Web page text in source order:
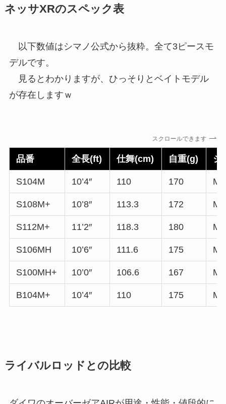
ネッサXRのスペック表
以下数値はシマノ公式から抜粋。全て3ピースモ
デルです。
見るとわかりますが、ひっそりとベイトモデル
が存在しますｗ
スクロールできます
品番 全長(ft) 仕舞(cm) 自重(g) ジ
S104M 10’4″ 110 170
S108M+ 10’8″ 113.3 172
S112M+ 11’2″ 118.3 180
S106MH 10’6″ 111.6 175
S100MH+ 10’0″ 106.6 167
B104M+ 10’4″ 110 175
ライバルロッドとの比較